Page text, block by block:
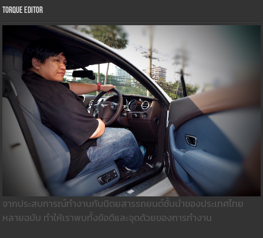
Torque Editor
จากประสบการณ์ทำงานกับนิตยสารรถยนต์ชั้นนำของประเทศไทย
หลายฉบับ ทำให้เราพบทั้งข้อดีและจุดด้วยของการทำงาน